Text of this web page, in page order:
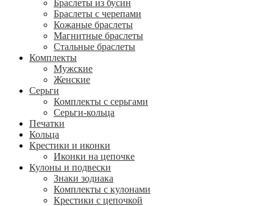
Браслеты из бусин
Браслеты с черепами
Кожаные браслеты
Магнитные браслеты
Стальные браслеты
Комплекты
Мужские
Женские
Серьги
Комплекты с серьгами
Серьги-кольца
Печатки
Кольца
Крестики и иконки
Иконки на цепочке
Кулоны и подвески
Знаки зодиака
Комплекты с кулонами
Крестики с цепочкой